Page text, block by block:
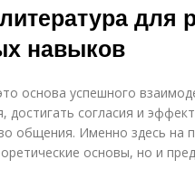
для
навыков
основа успешного
согласия и
общения. Именно здесь на
основы, но и